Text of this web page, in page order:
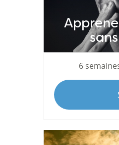
6